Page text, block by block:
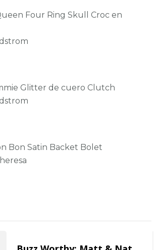
Four Ring Skull Croc en
Glitter de cuero Clutch
Bon Satin Backet Bolet